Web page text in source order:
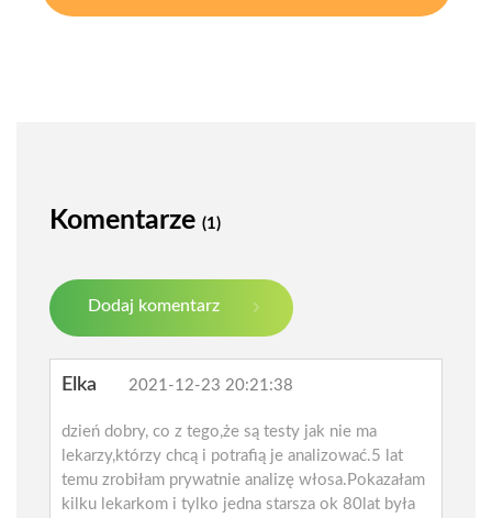
Komentarze (1)
Dodaj komentarz
Elka 2021-12-23 20:21:38
dzień dobry, co z tego,że są testy jak nie ma
lekarzy,którzy chcą i potrafią je analizować.5 lat
temu zrobiłam prywatnie analizę włosa.Pokazałam
kilku lekarkom i tylko jedna starsza ok 80lat była